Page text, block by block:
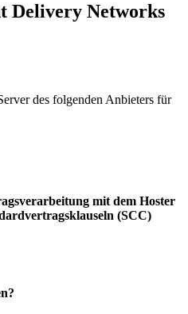
Delivery Networks
des folgenden Anbieters für
mit dem Hoster
(SCC)